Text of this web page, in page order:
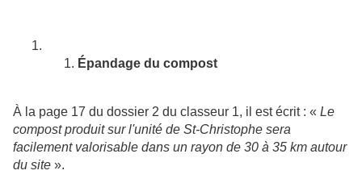
Épandage du compost
À la page 17 du dossier 2 du classeur 1, il est écrit : « Le
compost produit sur l'unité de St-Christophe sera
facilement valorisable dans un rayon de 30 à 35 km autour
du site ».